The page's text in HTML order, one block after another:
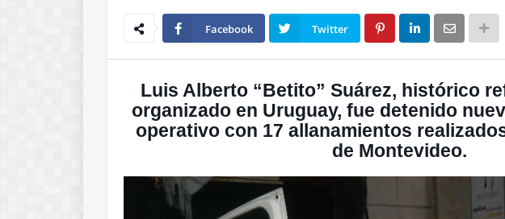
Facebook Twitter
Luis Alberto “Betito” Suárez, histórico
organizado en Uruguay, fue detenido
operativo con 17 allanamientos
de Montevideo.